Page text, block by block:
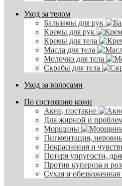
Уход за телом
Бальзамы для рук
Кремы для рук
Кремы для тела
Масла для тела
Молочко для тела
Скрабы для тела
Уход за волосами
По состоянию кожи
Акне, постакне
Для жирной и
Морщины
Пигментация,
Покраснения и
Потеря упругости,
Против купероза и
Сухая и обезвоженная